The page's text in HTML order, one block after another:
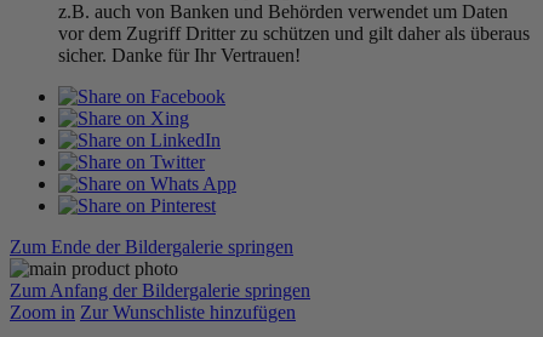
z.B. auch von Banken und Behörden verwendet um Daten
vor dem Zugriff Dritter zu schützen und gilt daher als überaus
sicher. Danke für Ihr Vertrauen!
Zum Ende der Bildergalerie springen
Zum Anfang der Bildergalerie springen
Zoom in Zur Wunschliste hinzufügen